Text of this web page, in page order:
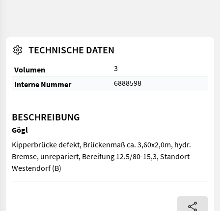
TECHNISCHE DATEN
Volumen
3
Interne Nummer
6888598
BESCHREIBUNG
Gögl
Kipperbrücke defekt, Brückenmaß ca. 3,60x2,0m, hydr.
Bremse, unrepariert, Bereifung 12.5/80-15,3, Standort
Westendorf (B)
Kipperbrücke defekt, Brückenmaß ca. 3,60x2,0m, hydr.